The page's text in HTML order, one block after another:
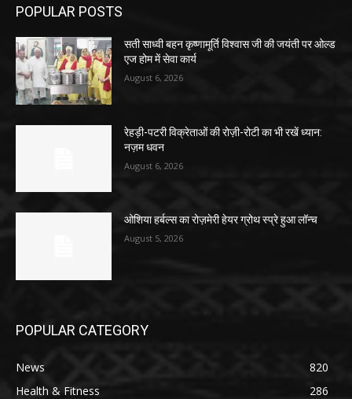
POPULAR POSTS
सती साध्वी बहन कृष्णामूर्ति विश्वास जी की जयंती पर ओल्ड
एज होम में सेवा कार्य
August 6, 2026
रेहड़ी-पटरी विक्रेताओं की रोज़ी-रोटी का भी रखें ध्यान:
नज़म धवन
August 6, 2026
ओशिया हर्बल्स का रोज़मेरी हेयर ग्रोथ स्प्रे हुआ लॉन्च
August 5, 2026
POPULAR CATEGORY
News
820
Health & Fitness
286